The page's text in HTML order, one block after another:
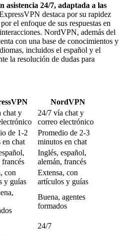
asistencia 24/7, adaptada a las
destaca por su rapidez
el enfoque de sus respuestas en
NordVPN, además del
con una base de conocimientos y
incluidos el español y el
la resolución de dudas para
NordVPN
chat y
24/7 vía chat y
correo electrónico
de 1-2
en chat
Promedio de 2-3
minutos en chat
francés
Inglés, español,
alemán, francés
con
y guías
Extensa, con
artículos y guías
Buena, agentes
formados
24/7